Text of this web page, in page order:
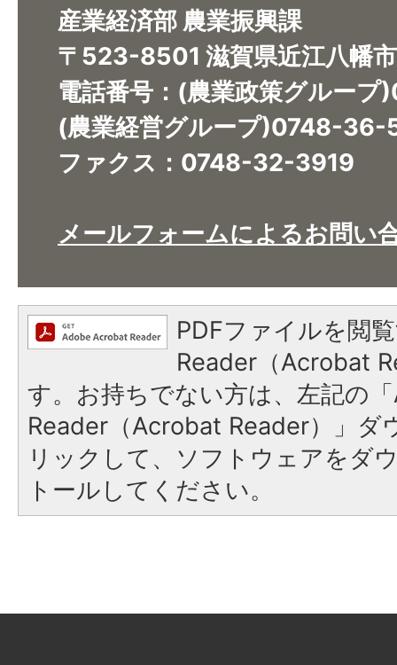
産業経済部 農業振興課
〒523-8501 滋賀県近江八幡
電話番号：(農業政策グルー
(農業経営グループ)0748-36-
ファクス：0748-32-3919​​​​​​​
メールフォームによるお問い
PDFファイルを閲
Reader（Acrobat
す。お持ちでない方は、左記の
Reader（Acrobat Reader）」ダ
リックして、ソフトウェアをダ
トールしてください。